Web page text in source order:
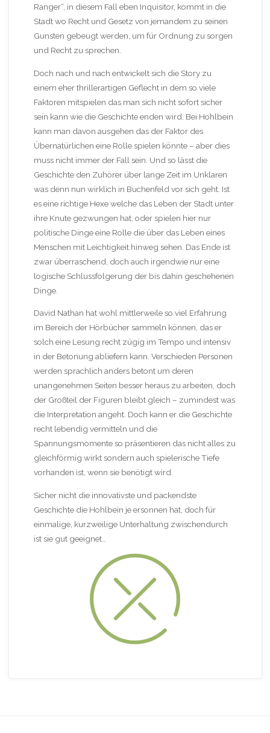
Ranger“, in diesem Fall eben Inquisitor, kommt in die
Stadt wo Recht und Gesetz von jemandem zu seinen
Gunsten gebeugt werden, um für Ordnung zu sorgen
und Recht zu sprechen.
Doch nach und nach entwickelt sich die Story zu
einem eher thrillerartigen Geflecht in dem so viele
Faktoren mitspielen das man sich nicht sofort sicher
sein kann wie die Geschichte enden wird. Bei Hohlbein
kann man davon ausgehen das der Faktor des
Übernatürlichen eine Rolle spielen könnte – aber dies
muss nicht immer der Fall sein. Und so lässt die
Geschichte den Zuhörer über lange Zeit im Unklaren
was denn nun wirklich in Buchenfeld vor sich geht. Ist
es eine richtige Hexe welche das Leben der Stadt unter
ihre Knute gezwungen hat, oder spielen hier nur
politische Dinge eine Rolle die über das Leben eines
Menschen mit Leichtigkeit hinweg sehen. Das Ende ist
zwar überraschend, doch auch irgendwie nur eine
logische Schlussfolgerung der bis dahin geschehenen
Dinge.
David Nathan hat wohl mittlerweile so viel Erfahrung
im Bereich der Hörbücher sammeln können, das er
solch eine Lesung recht zügig im Tempo und intensiv
in der Betonung abliefern kann. Verschieden Personen
werden sprachlich anders betont um deren
unangenehmen Seiten besser heraus zu arbeiten, doch
der Großteil der Figuren bleibt gleich – zumindest was
die Interpretation angeht. Doch kann er die Geschichte
recht lebendig vermitteln und die
Spannungsmomente so präsentieren das nicht alles zu
gleichförmig wirkt sondern auch spielerische Tiefe
vorhanden ist, wenn sie benötigt wird.
Sicher nicht die innovativste und packendste
Geschichte die Hohlbein je ersonnen hat, doch für
einmalige, kurzweilige Unterhaltung zwischendurch
ist sie gut geeignet…